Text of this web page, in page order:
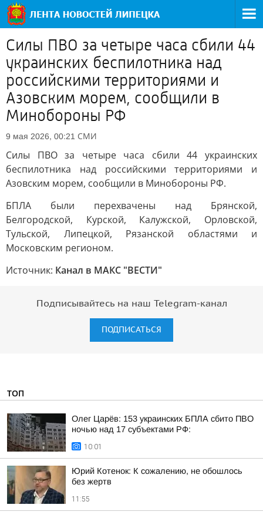
Силы ПВО за четыре часа сбили 44
украинских беспилотника над
российскими территориями и
Азовским морем, сообщили в
Минобороны РФ
9 мая 2026, 00:21 СМИ
Силы ПВО за четыре часа сбили 44 украинских
беспилотника над российскими территориями и
Азовским морем, сообщили в Минобороны РФ.
БПЛА были перехвачены над Брянской,
Белгородской, Курской, Калужской, Орловской,
Тульской, Липецкой, Рязанской областями и
Московским регионом.
Источник: Канал в МАКС "ВЕСТИ"
Подписывайтесь на наш Telegram-канал
ПОДПИСАТЬСЯ
ТОП
Олег Царёв: 153 украинских БПЛА сбито ПВО
ночью над 17 субъектами РФ:
10:01
Юрий Котенок: К сожалению, не обошлось
без жертв
11:55